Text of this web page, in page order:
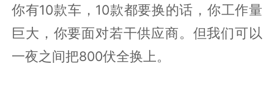
你有10款车，10款都要换的话，你工作量
巨大，你要面对若干供应商。但我们可以
一夜之间把800伏全换上。